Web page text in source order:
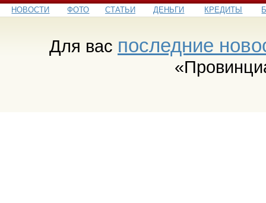
НОВОСТИ ФОТО СТАТЬИ ДЕНЬГИ КРЕДИТЫ
Для вас последние